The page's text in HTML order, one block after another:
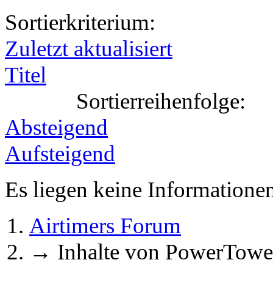
Sortierkriterium:
Zuletzt aktualisiert
Titel
Sortierreihenfolge:
Absteigend
Aufsteigend
Es liegen keine
Airtimers Forum
→ Inhalte von